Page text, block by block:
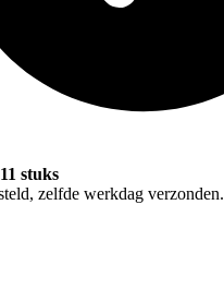
stuks
zelfde werkdag verzonden.